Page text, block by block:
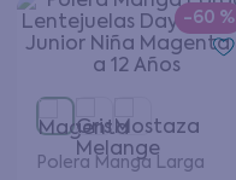
-60 %
Polera Manga Larga